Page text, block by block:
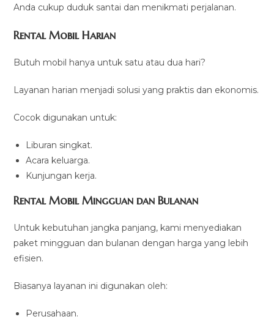
Anda cukup duduk santai dan menikmati perjalanan.
Rental Mobil Harian
Butuh mobil hanya untuk satu atau dua hari?
Layanan harian menjadi solusi yang praktis dan ekonomis.
Cocok digunakan untuk:
Liburan singkat.
Acara keluarga.
Kunjungan kerja.
Rental Mobil Mingguan dan Bulanan
Untuk kebutuhan jangka panjang, kami menyediakan
paket mingguan dan bulanan dengan harga yang lebih
efisien.
Biasanya layanan ini digunakan oleh:
Perusahaan.